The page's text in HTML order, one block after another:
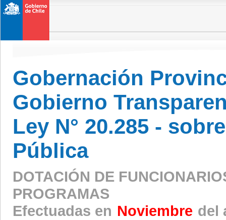
Gobernación
Gobierno
Ley N° 20.285 -
Pública
DOTACIÓN DE
PROGRAMAS
Efectuadas en Noviembre del